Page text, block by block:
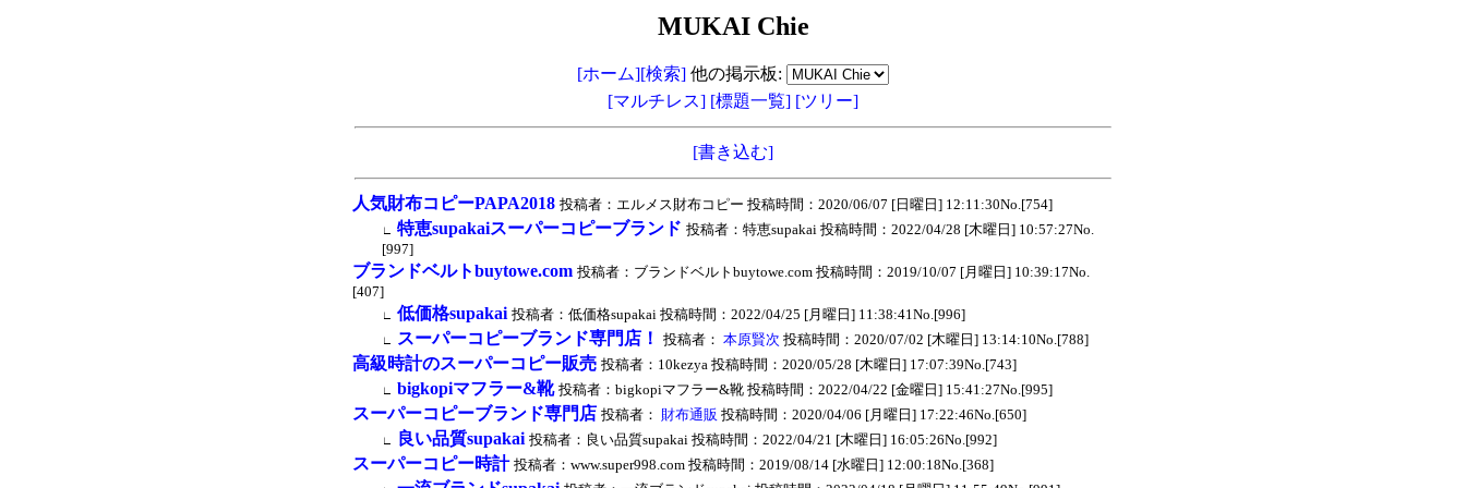
MUKAI Chie
[ホーム][検索] 他の掲示板:
[マルチレス] [標題一覧] [ツリー]
[書き込む]
人気財布コピーPAPA2018 投稿者：エルメス財布コピー 投稿時間：2020/06/07 [日曜日] 12:11:30No.[754]
∟ 特恵supakaiスーパーコピーブランド 投稿者：特恵supakai 投稿時間：2022/04/28 [木曜日] 10:57:27No.
[997]
ブランドベルトbuytowe.com 投稿者：ブランドベルトbuytowe.com 投稿時間：2019/10/07 [月曜日] 10:39:17No.
[407]
∟ 低価格supakai 投稿者：低価格supakai 投稿時間：2022/04/25 [月曜日] 11:38:41No.[996]
∟ スーパーコピーブランド専門店！ 投稿者： 本原賢次 投稿時間：2020/07/02 [木曜日] 13:14:10No.[788]
高級時計のスーパーコピー販売 投稿者：10kezya 投稿時間：2020/05/28 [木曜日] 17:07:39No.[743]
∟ bigkopiマフラー&靴 投稿者：bigkopiマフラー&靴 投稿時間：2022/04/22 [金曜日] 15:41:27No.[995]
スーパーコピーブランド専門店 投稿者： 財布通販 投稿時間：2020/04/06 [月曜日] 17:22:46No.[650]
∟ 良い品質supakai 投稿者：良い品質supakai 投稿時間：2022/04/21 [木曜日] 16:05:26No.[992]
スーパーコピー時計 投稿者：www.super998.com 投稿時間：2019/08/14 [水曜日] 12:00:18No.[368]